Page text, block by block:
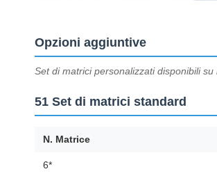
Opzioni aggiuntive
Set di matrici personalizzati disponibili
51 Set di matrici standard
N. Matrice
6*